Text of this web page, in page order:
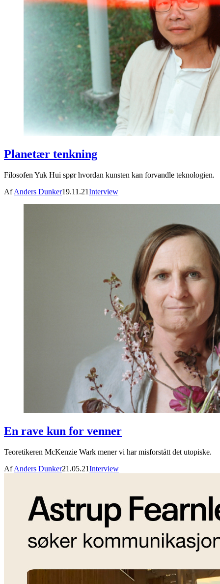
Planetær tenkning
Filosofen Yuk Hui spør hvordan kunsten kan forvandle teknologien.
AfAnders Dunker19.11.21Interview
En rave kun for venner
Teoretikeren McKenzie Wark mener vi har misforstått det utopiske.
AfAnders Dunker21.05.21Interview